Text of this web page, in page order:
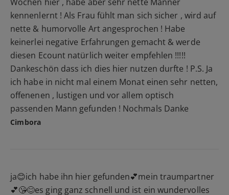
Wochen hier , habe aber sehr nette Männer
kennenlernt ! Als Frau fühlt man sich sicher , wird auf
nette & humorvolle Art angesprochen ! Habe
keinerlei negative Erfahrungen gemacht & werde
diesen Ecount natürlich weiter empfehlen !!!!!
Dankeschön dass ich dies hier nutzen durfte ! P.S. Ja
ich habe in nicht mal einem Monat einen sehr netten,
offenenen , lustigen und vor allem optisch
passenden Mann gefunden ! Nochmals Danke
Cimbora
ja😊ich habe ihn hier gefunden💕mein traumpartner
💕😘😊es ging ganz schnell und ist ein wundervolles